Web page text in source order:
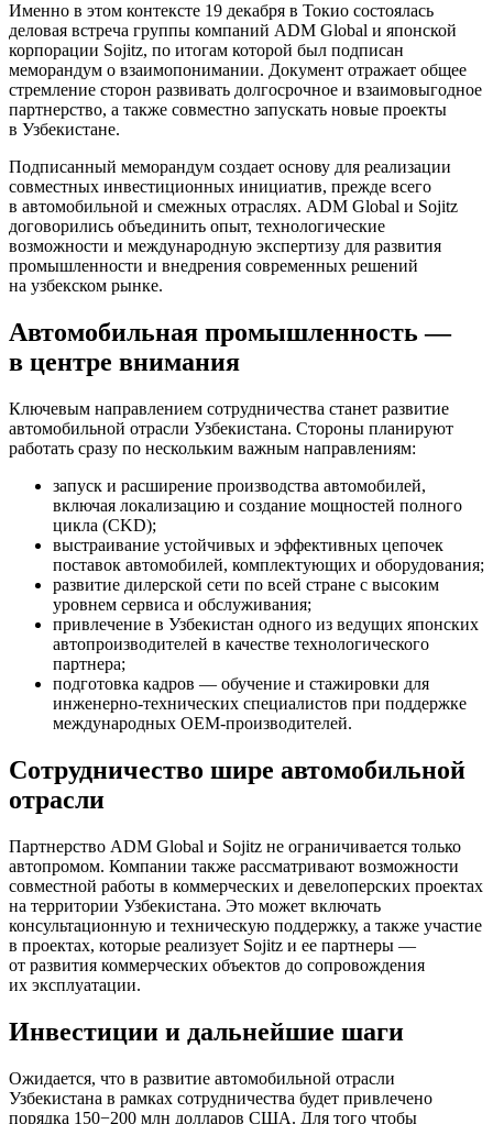
Именно в этом контексте 19 декабря в Токио состоялась
деловая встреча группы компаний ADM Global и японской
корпорации Sojitz, по итогам которой был подписан
меморандум о взаимопонимании. Документ отражает общее
стремление сторон развивать долгосрочное и взаимовыгодное
партнерство, а также совместно запускать новые проекты
в Узбекистане.
Подписанный меморандум создает основу для реализации
совместных инвестиционных инициатив, прежде всего
в автомобильной и смежных отраслях. ADM Global и Sojitz
договорились объединить опыт, технологические
возможности и международную экспертизу для развития
промышленности и внедрения современных решений
на узбекском рынке.
Автомобильная промышленность —
в центре внимания
Ключевым направлением сотрудничества станет развитие
автомобильной отрасли Узбекистана. Стороны планируют
работать сразу по нескольким важным направлениям:
запуск и расширение производства автомобилей,
включая локализацию и создание мощностей полного
цикла (CKD);
выстраивание устойчивых и эффективных цепочек
поставок автомобилей, комплектующих и оборудования;
развитие дилерской сети по всей стране с высоким
уровнем сервиса и обслуживания;
привлечение в Узбекистан одного из ведущих японских
автопроизводителей в качестве технологического
партнера;
подготовка кадров — обучение и стажировки для
инженерно-технических специалистов при поддержке
международных OEM-производителей.
Сотрудничество шире автомобильной
отрасли
Партнерство ADM Global и Sojitz не ограничивается только
автопромом. Компании также рассматривают возможности
совместной работы в коммерческих и девелоперских проектах
на территории Узбекистана. Это может включать
консультационную и техническую поддержку, а также участие
в проектах, которые реализует Sojitz и ее партнеры —
от развития коммерческих объектов до сопровождения
их эксплуатации.
Инвестиции и дальнейшие шаги
Ожидается, что в развитие автомобильной отрасли
Узбекистана в рамках сотрудничества будет привлечено
порядка 150−200 млн долларов США. Для того чтобы